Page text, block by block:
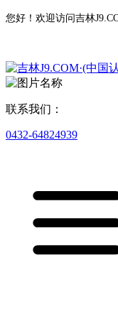
您好！欢迎访问吉林
联系我们：
0432-64824939